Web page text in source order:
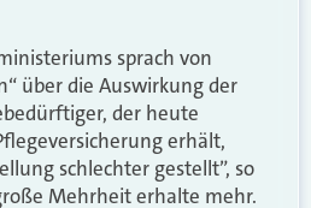
sprach von
über die Auswirkung der
der heute
erhält,
schlechter gestellt”, so
Mehrheit erhalte mehr.